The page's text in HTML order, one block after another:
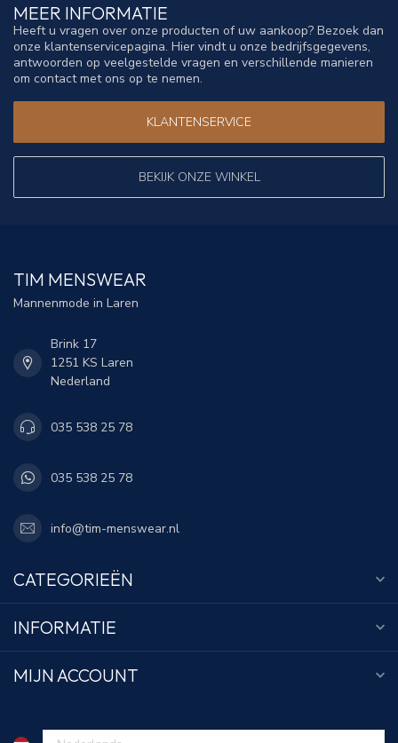
MEER INFORMATIE
Heeft u vragen over onze producten of uw aankoop? Bezoek dan
onze klantenservicepagina. Hier vindt u onze bedrijfsgegevens,
antwoorden op veelgestelde vragen en verschillende manieren
om contact met ons op te nemen.
KLANTENSERVICE
BEKIJK ONZE WINKEL
TIM MENSWEAR
Mannenmode in Laren
Brink 17
1251 KS Laren
Nederland
035 538 25 78
035 538 25 78
info@tim-menswear.nl
CATEGORIEËN
INFORMATIE
MIJN ACCOUNT